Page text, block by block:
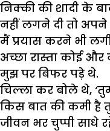
निक्की की शादी के
नहीं लगने दी तो
मैं प्रयास करने भी
अच्छा रास्ता कोई
मुझ पर बिफर पड़े थे.
चिल्ला कर बोले थे,
किस बात की कमी है
जीवन भर चुप्पी साधे